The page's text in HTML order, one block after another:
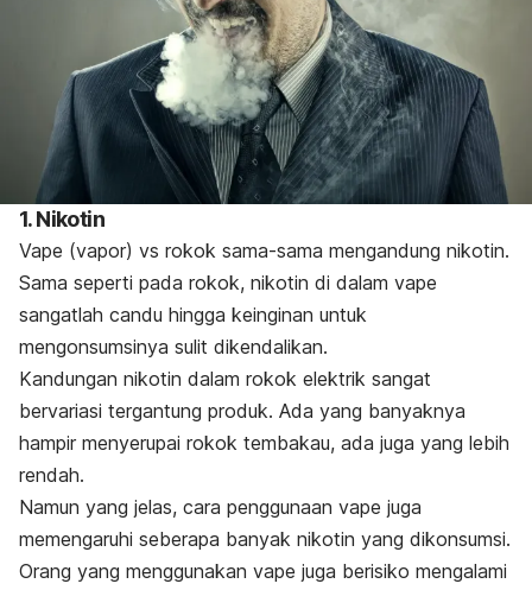
1. Nikotin
Vape (vapor) vs rokok sama-sama mengandung nikotin.
Sama seperti pada rokok, nikotin di dalam vape
sangatlah candu hingga keinginan untuk
mengonsumsinya sulit dikendalikan.
Kandungan nikotin dalam rokok elektrik sangat
bervariasi tergantung produk. Ada yang banyaknya
hampir menyerupai rokok tembakau, ada juga yang lebih
rendah.
Namun yang jelas, cara penggunaan vape juga
memengaruhi seberapa banyak nikotin yang dikonsumsi.
Orang yang menggunakan vape juga berisiko mengalami